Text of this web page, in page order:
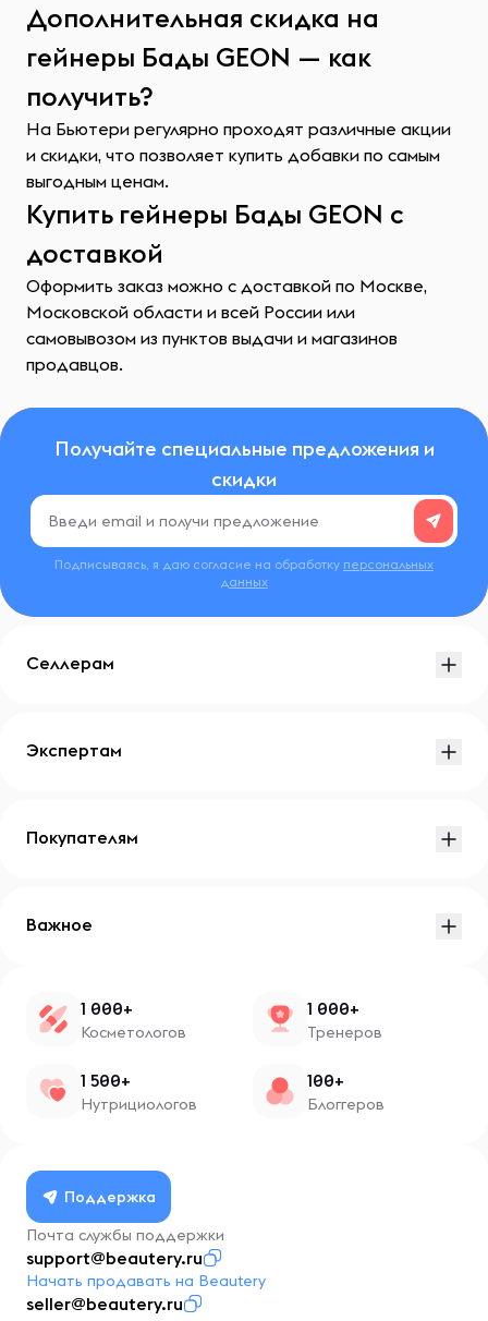
Дополнительная скидка на
гейнеры Бады GEON — как
получить?
На Бьютери регулярно проходят различные акции
и скидки, что позволяет купить добавки по самым
выгодным ценам.
Купить гейнеры Бады GEON с
доставкой
Оформить заказ можно с доставкой по Москве,
Московской области и всей России или
самовывозом из пунктов выдачи и магазинов
продавцов.
Получайте специальные предложения и
скидки
Подписываясь, я даю согласие на обработку персональных
данных
Селлерам
Экспертам
Покупателям
Важное
1 000+
Косметологов
1 000+
Тренеров
1 500+
Нутрициологов
100+
Блоггеров
Поддержка
Почта службы поддержки
support@beautery.ru
Начать продавать на Beautery
seller@beautery.ru